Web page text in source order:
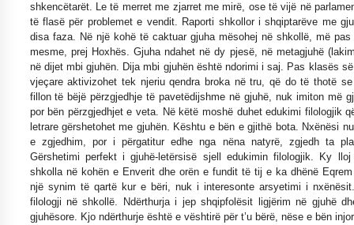
shkencëtarët. Le të merret me zjarret me mirë, ose të vijë në
të flasë për problemet e vendit. Raporti shkollor i shqiptarëve me
disa faza. Në një kohë të caktuar gjuha mësohej në shkollë, më
mesme, prej Hoxhës. Gjuha ndahet në dy pjesë, në metagjuhë
në dijet mbi gjuhën. Dija mbi gjuhën është ndorimi i saj. Pas klasës
vjeçare aktivizohet tek njeriu qendra broka në tru, që do të thotë
fillon të bëjë përzgjedhje të pavetëdijshme në gjuhë, nuk imiton më
por bën përzgjedhjet e veta. Në këtë moshë duhet edukimi filologjik
letrare gërshetohet me gjuhën. Kështu e bën e gjithë bota. Nxënësi
e zgjedhim, por i përgatitur edhe nga nëna natyrë, zgjedh ta
Gërshetimi perfekt i gjuhë-letërsisë sjell edukimin filologjik. Ky
shkolla në kohën e Enverit dhe orën e fundit të tij e ka dhënë
një synim të qartë kur e bëri, nuk i interesonte arsyetimi i
filologji në shkollë. Ndërthurja i jep shqipfolësit ligjërim në gjuhë
gjuhësore. Kjo ndërthurje është e vështirë për t’u bërë, nëse e bën